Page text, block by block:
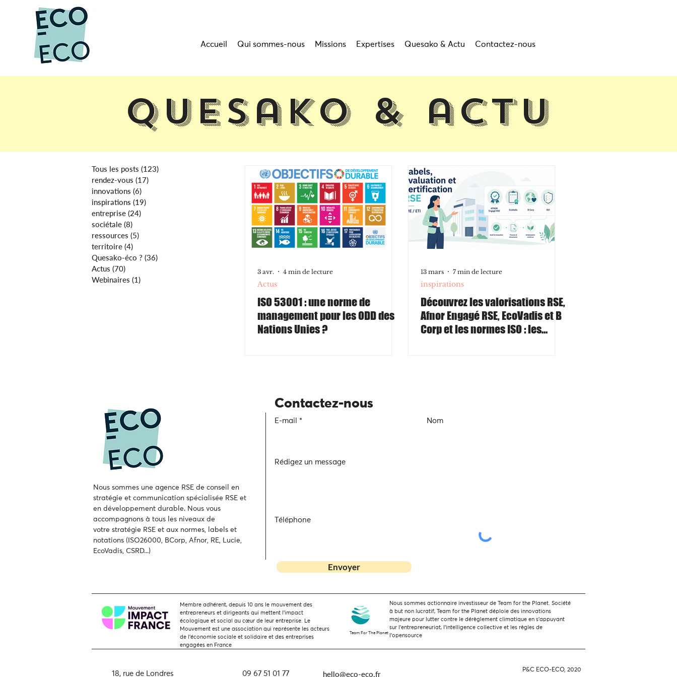
Accueil Qui sommes-nous Missions Expertises Quesako & Actu Contactez-nous
Quesako & actu
Tous les posts (123)
rendez-vous (17)
innovations (6)
inspirations (19)
entreprise (24)
sociétale (8)
ressources (5)
territoire (4)
Quesako-éco ? (36)
Actus (70)
Webinaires (1)
3 avr. 4 min de lecture
Actus
ISO 53001 : une norme de
management pour les ODD des
Nations Unies ?
13 mars 7 min de lecture
inspirations
Découvrez les valorisations RSE,
Afnor Engagé RSE, EcoVadis et B
Corp et les normes ISO : les
Nous sommes une agence RSE de conseil en
stratégie et communication spécialisée RSE et
en développement durable. Nous vous
accompagnons à tous les niveaux de
votrestratégie RSE et aux normes, labels et
notations (ISO26000, BCorp, Afnor, RE, Lucie,
EcoVadis, CSRD...)
Contactez-nous
E-mail Nom
Rédigez un message
Téléphone
Envoyer
Membre adhérent, depuis 10 ans le mouvement des
entrepreneurs et dirigeants qui mettent l’impact
écologique et social au cœur de leur entreprise. Le
Mouvement est une association qui représente les acteurs
de l'économie sociale et solidaire et des entreprises
engagées en France
Nous sommes actionnaire investisseur de Team for the Planet. Société
à but non lucratif, Team for the Planet déploie des innovations
majeure pour lutter contre le dérèglement climatique en s'appuyant
sur l'entrepreneuriat, l'intelligence collective et les règles de
l'opensource
Team For The Planet
18, rue de Londres 09 67 51 01 77 hello@eco-eco.fr P&C ECO-ECO, 2020